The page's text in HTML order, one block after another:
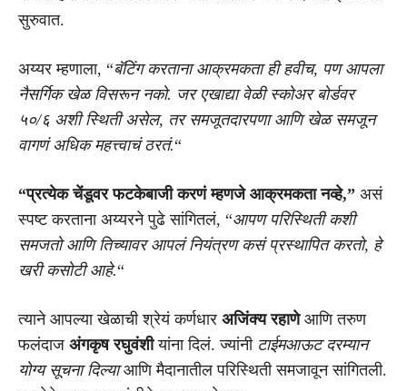
सुरुवात.
अय्यर म्हणाला, “बॅटिंग करताना आक्रमकता ही हवीच, पण आपला
नैसर्गिक खेळ विसरून नको. जर एखाद्या वेळी स्कोअर बोर्डवर
५०/६ अशी स्थिती असेल, तर समजूतदारपणा आणि खेळ समजून
वागणं अधिक महत्त्वाचं ठरतं.“
“प्रत्येक चेंडूवर फटकेबाजी करणं म्हणजे आक्रमकता नव्हे,” असं
स्पष्ट करताना अय्यरने पुढे सांगितलं, “आपण परिस्थिती कशी
समजतो आणि तिच्यावर आपलं नियंत्रण कसं प्रस्थापित करतो, हे
खरी कसोटी आहे.“
त्याने आपल्या खेळाची श्रेयं कर्णधार अजिंक्य रहाणेआणि तरुण
फलंदाज अंगकृष रघुवंशीयांना दिलं. ज्यांनी टाईमआऊट दरम्यान
योग्य सूचना दिल्याआणि मैदानातील परिस्थिती समजावून सांगितली.